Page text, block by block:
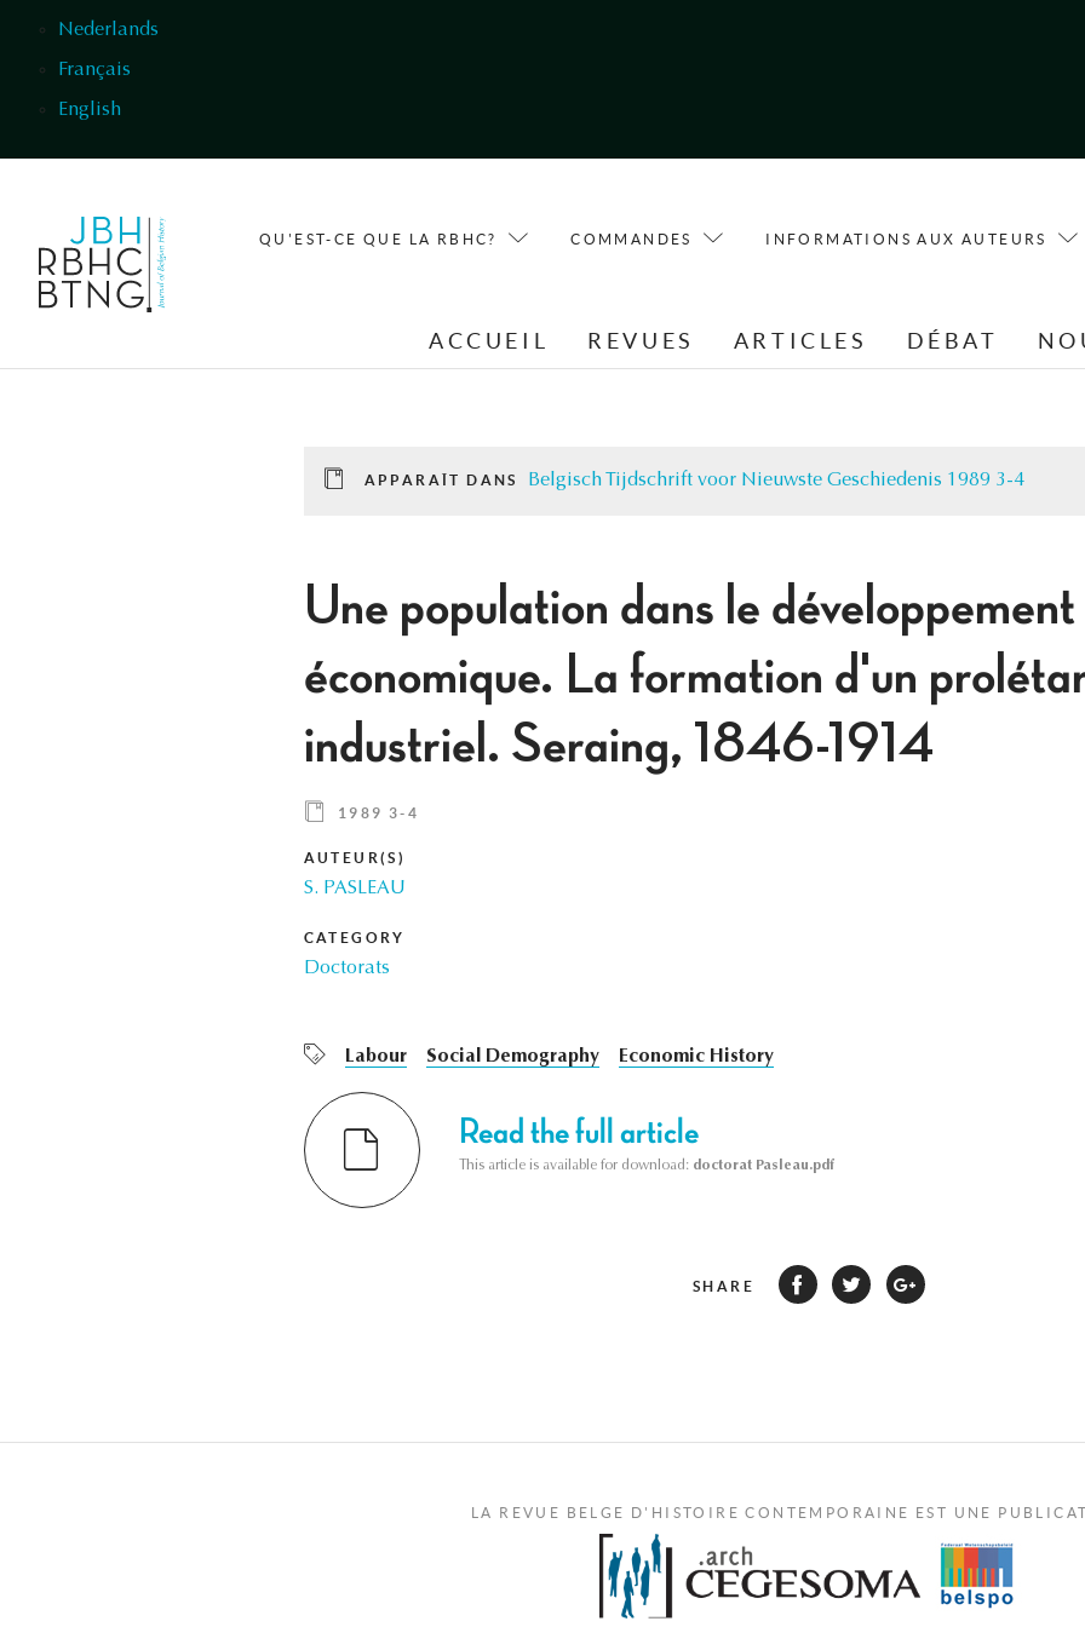
Nederlands
Français
English
QU'EST-CE QUE LA RBHC? COMMANDES INFORMATIONS AUX AUTEURS
ACCUEIL REVUES ARTICLES DÉBAT
APPARAÎT DANS Belgisch Tijdschrift voor Nieuwste Geschiedenis 1989 3-4
Une population dans le développement
économique. La formation d'un
industriel. Seraing, 1846-1914
1989 3-4
AUTEUR(S)
S. PASLEAU
CATEGORY
Doctorats
Labour Social Demography Economic History
Read the full article
This article is available for download: doctorat Pasleau.pdf
SHARE
LA REVUE BELGE D'HISTOIRE CONTEMPORAINE EST UNE